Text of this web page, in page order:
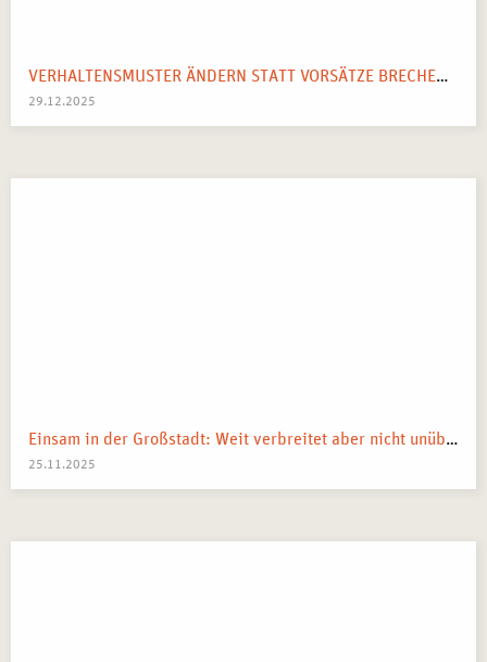
VERHALTENSMUSTER ÄNDERN STATT VORSÄTZE BRECHEN: IHR SYSTEMISCHER WEGWEISER FÜR 2026
29.12.2025
Einsam in der Großstadt: Weit verbreitet aber nicht unüberwindbar
25.11.2025